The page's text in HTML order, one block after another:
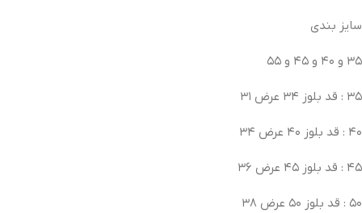
سایز بندی
۳۵ و ۴۰ و ۴۵ و ۵۵
٣٥ : قد بلوز ٣٤ عرض ٣١
۴۰ : قد بلوز ۴۰ عرض ۳۴
۴۵ : قد بلوز ۴۵ عرض ۳۶
۵۰ : قد بلوز ۵۰ عرض ۳۸